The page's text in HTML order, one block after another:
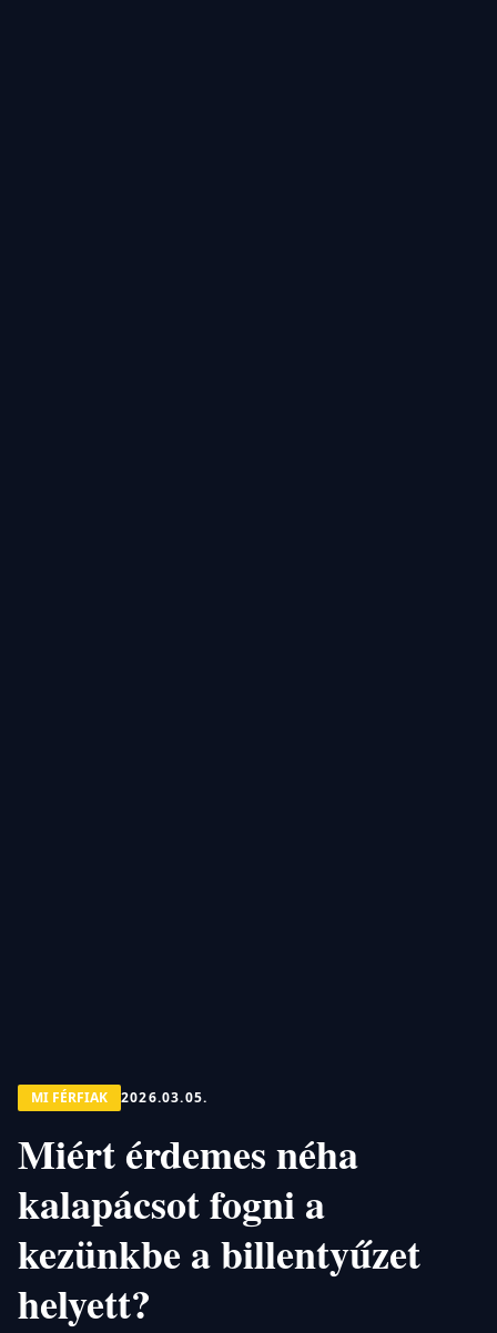
MI FÉRFIAK 2026.03.05.
Miért érdemes néha
kalapácsot fogni a
kezünkbe a billentyűzet
helyett?